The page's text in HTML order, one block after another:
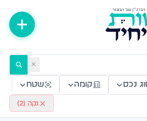
— רשות היחיד ✕
נכס קומה שטח
נקה (2
)